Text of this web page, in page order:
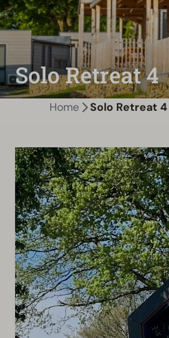
Solo Retreat 4
Home Solo Retreat 4